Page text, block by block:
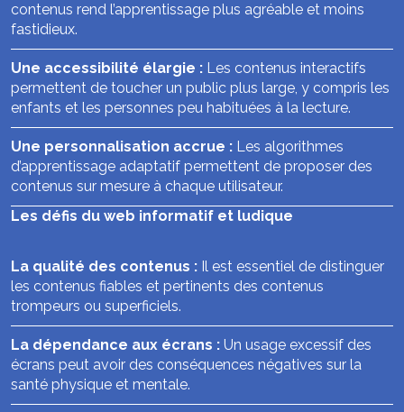
contenus rend l’apprentissage plus agréable et moins
fastidieux.
Une accessibilité élargie : Les contenus interactifs
permettent de toucher un public plus large, y compris les
enfants et les personnes peu habituées à la lecture.
Une personnalisation accrue : Les algorithmes
d’apprentissage adaptatif permettent de proposer des
contenus sur mesure à chaque utilisateur.
Les défis du web informatif et ludique
La qualité des contenus : Il est essentiel de distinguer
les contenus fiables et pertinents des contenus
trompeurs ou superficiels.
La dépendance aux écrans : Un usage excessif des
écrans peut avoir des conséquences négatives sur la
santé physique et mentale.